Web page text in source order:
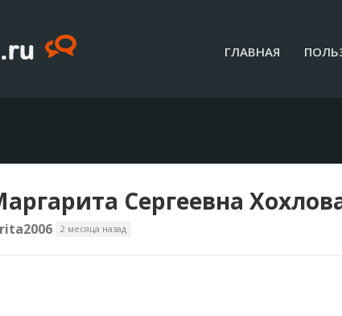
ГЛАВНАЯ
Сергеевна
2 месяца назад